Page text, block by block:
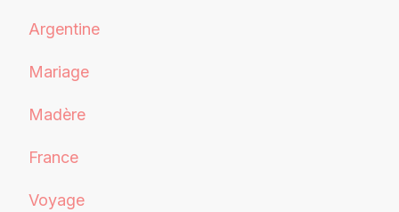
Argentine
Mariage
Madère
France
Voyage